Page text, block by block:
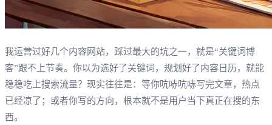
我运营过好几个内容网站，踩过最大的坑之一，就是“关键词博
客”跟不上节奏。你以为选好了关键词，规划好了内容日历，就能
稳稳吃上搜索流量？现实往往是：等你吭哧吭哧写完文章，热点
已经凉了；或者你写的方向，根本就不是用户当下真正在搜的东
西。